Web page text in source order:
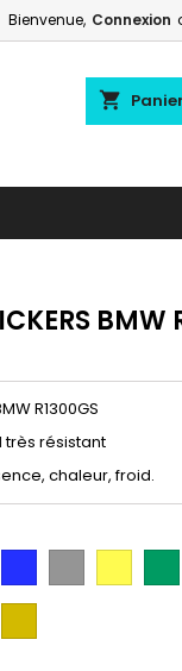
Bienvenue, Connexion
shopping_cart
BMW
R1300GS
très résistant
chaleur, froid.